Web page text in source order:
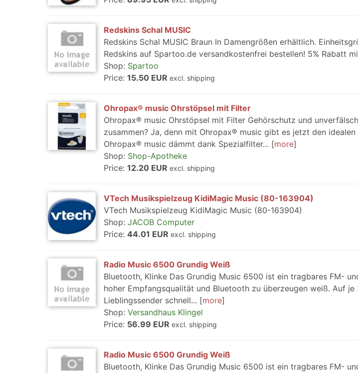
Redskins Schal MUSIC
Redskins Schal MUSIC Braun In Damengrößen erhältlich.
Redskins auf Spartoo.de versandkostenfrei bestellen! 5% Rabatt
Shop: Spartoo
Price: 15.50 EUR excl. shipping
Ohropax® music Ohrstöpsel mit Filter
Ohropax® music Ohrstöpsel mit Filter Gehörschutz und
zusammen? Ja, denn mit Ohropax® music gibt es jetzt den
Ohropax® music dämmt dank Spezialfilter...
more
Shop: Shop-Apotheke
Price: 12.20 EUR excl. shipping
VTech Musikspielzeug KidiMagic Music (80-163904)
VTech Musikspielzeug KidiMagic Music (80-163904)
Shop: JACOB Computer
Price: 44.01 EUR excl. shipping
Radio Music 6500 Grundig Weiß
Bluetooth, Klinke Das Grundig Music 6500 ist ein tragbares FM-
hoher Empfangsqualität und Bluetooth zu überzeugen weiß. Auf
Lieblingssender schnell...
more
Shop: Versandhaus Klingel
Price: 56.99 EUR excl. shipping
Radio Music 6500 Grundig Weiß
Bluetooth, Klinke Das Grundig Music 6500 ist ein tragbares FM-